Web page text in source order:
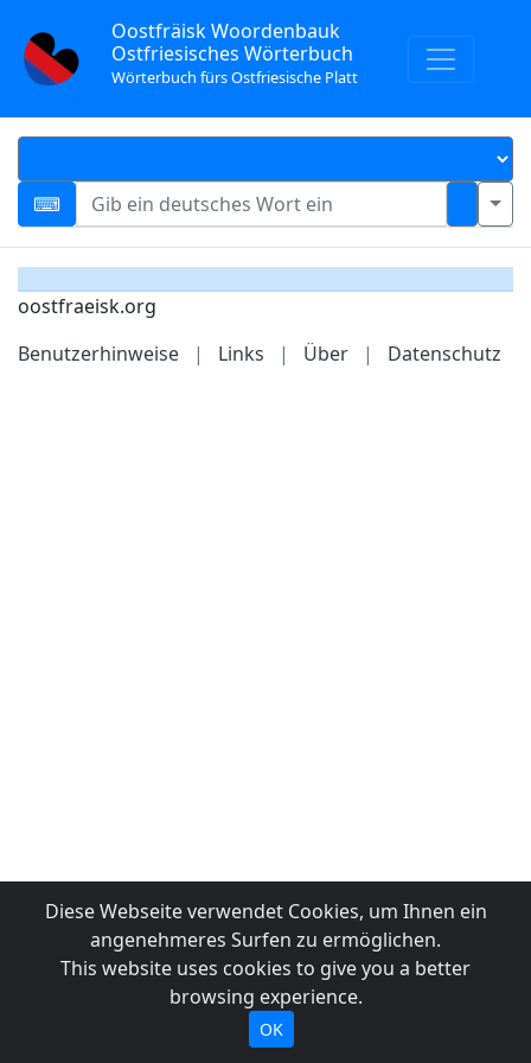
Oostfräisk Woordenbauk
Ostfriesisches Wörterbuch
Wörterbuch fürs Ostfriesische Platt
oostfraeisk.org
Benutzerhinweise
| Links | Über | Datenschutz
Diese Webseite verwendet Cookies, um Ihnen ein
angenehmeres Surfen zu ermöglichen.
This website uses cookies to give you a better
browsing experience.
OK